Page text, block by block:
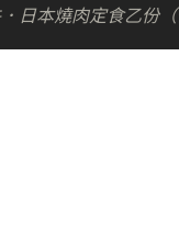
日本燒肉定食乙份（